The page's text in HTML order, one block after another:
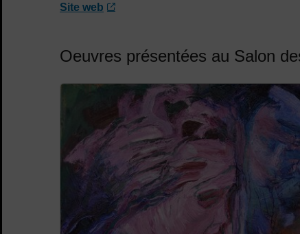
Site web
Oeuvres présentées au Salon